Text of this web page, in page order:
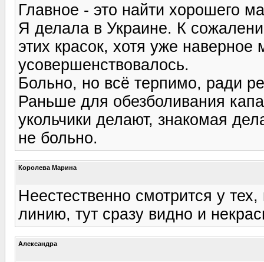
Главное - это найти хорошего
Я делала в Украине. К
этих красок, хотя уже
усовершенствовалось.
Больно, но всё терпимо, ради
Раньше для обезболивания
укольчики делают, знакомая
не больно.
Королева Марина
Неестественно смотрится у
линию, тут сразу видно и
Александра